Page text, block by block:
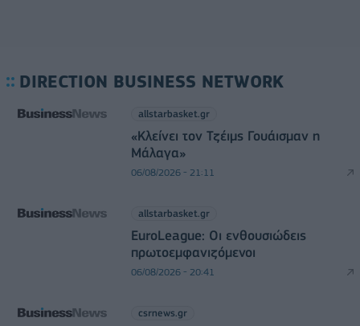
DIRECTION BUSINESS NETWORK
allstarbasket.gr
«Κλείνει τον Τζέιμς Γουάισμαν η
Μάλαγα»
06/08/2026 - 21:11
allstarbasket.gr
EuroLeague: Οι ενθουσιώδεις
πρωτοεμφανιζόμενοι
06/08/2026 - 20:41
csrnews.gr